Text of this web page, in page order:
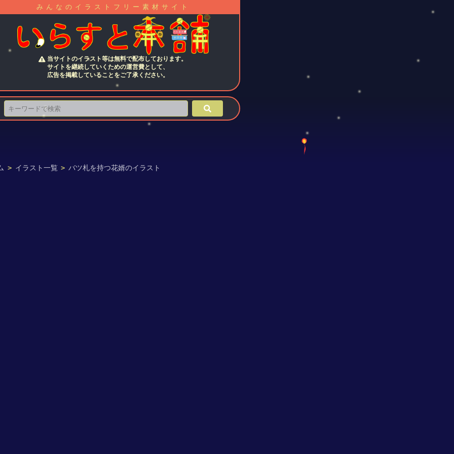
みんなのイラストフリー素材サイト
当サイトのイラスト等は無料で配布しております。
サイトを継続していくための運営費として、
広告を掲載していることをご了承ください。
> イラスト一覧 > バツ札を持つ花婿のイラスト